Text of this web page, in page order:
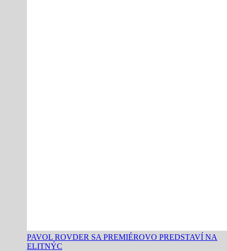
PAVOL ROVDER SA PREMIÉROVO PREDSTAVÍ NA
ELITNÝC